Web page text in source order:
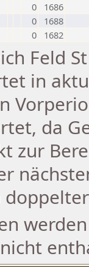
0
1686
0
1688
0 1682
Feld
in
da
zur